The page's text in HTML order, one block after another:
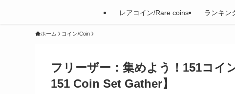
レアコイン/Rare coins ランキン
ホーム コイン/Coin
フリーザー：集めよう！151コ
151 Coin Set Gather】